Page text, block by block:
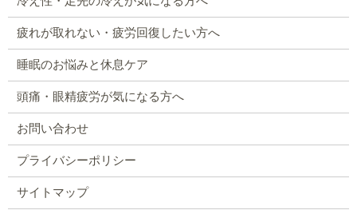
疲れが取れない・疲労回復したい方へ
睡眠のお悩みと休息ケア
頭痛・眼精疲労が気になる方へ
お問い合わせ
プライバシーポリシー
サイトマップ